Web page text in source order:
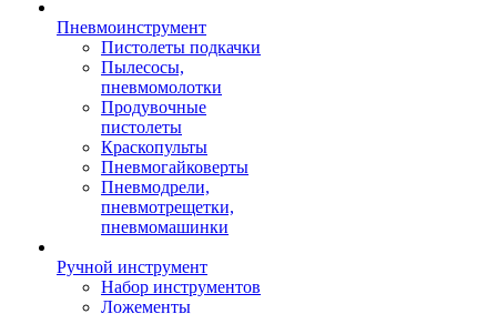
Пневмоинструмент
Пистолеты подкачки
Пылесосы,
пневмомолотки
Продувочные
пистолеты
Краскопульты
Пневмогайковерты
Пневмодрели,
пневмотрещетки,
пневмомашинки
Ручной инструмент
Набор инструментов
Ложементы